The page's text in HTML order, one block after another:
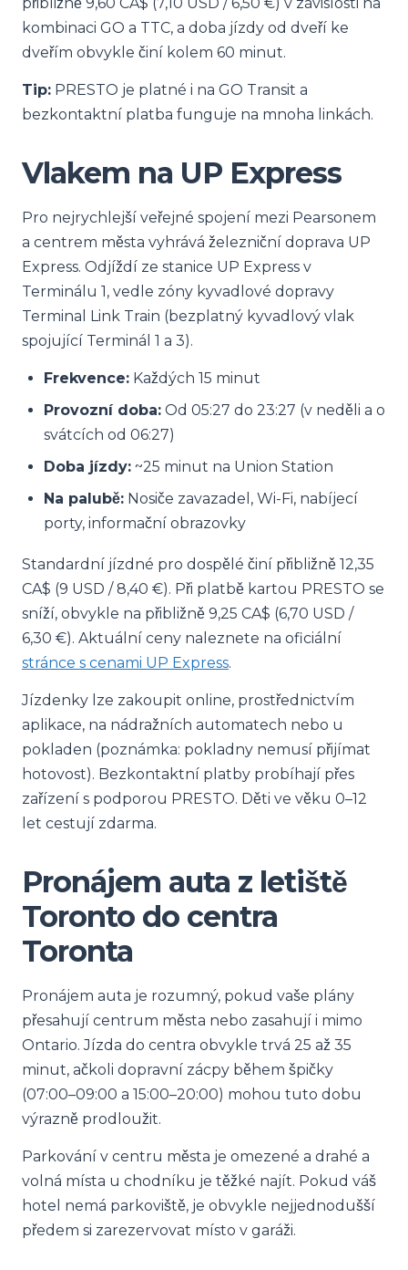
kombinaci GO a TTC, a doba jízdy od dveří ke
dveřím obvykle činí kolem 60 minut.
Tip: PRESTO je platné i na GO Transit a
bezkontaktní platba funguje na mnoha linkách.
Vlakem na UP Express
Pro nejrychlejší veřejné spojení mezi Pearsonem
a centrem města vyhrává železniční doprava UP
Express. Odjíždí ze stanice UP Express v
Terminálu 1, vedle zóny kyvadlové dopravy
Terminal Link Train (bezplatný kyvadlový vlak
spojující Terminál 1 a 3).
Frekvence: Každých 15 minut
Provozní doba: Od 05:27 do 23:27 (v neděli a o
svátcích od 06:27)
Doba jízdy: ~25 minut na Union Station
Na palubě: Nosiče zavazadel, Wi-Fi, nabíjecí
porty, informační obrazovky
Standardní jízdné pro dospělé činí přibližně 12,35
CA$ (9 USD / 8,40 €). Při platbě kartou PRESTO se
sníží, obvykle na přibližně 9,25 CA$ (6,70 USD /
6,30 €). Aktuální ceny naleznete na oficiální
stránce s cenami UP Express.
Jízdenky lze zakoupit online, prostřednictvím
aplikace, na nádražních automatech nebo u
pokladen (poznámka: pokladny nemusí přijímat
hotovost). Bezkontaktní platby probíhají přes
zařízení s podporou PRESTO. Děti ve věku 0–12
let cestují zdarma.
Pronájem auta z letiště
Toronto do centra
Toronta
Pronájem auta je rozumný, pokud vaše plány
přesahují centrum města nebo zasahují i mimo
Ontario. Jízda do centra obvykle trvá 25 až 35
minut, ačkoli dopravní zácpy během špičky
(07:00–09:00 a 15:00–20:00) mohou tuto dobu
výrazně prodloužit.
Parkování v centru města je omezené a drahé a
volná místa u chodníku je těžké najít. Pokud váš
hotel nemá parkoviště, je obvykle nejjednodušší
předem si zarezervovat místo v garáži.